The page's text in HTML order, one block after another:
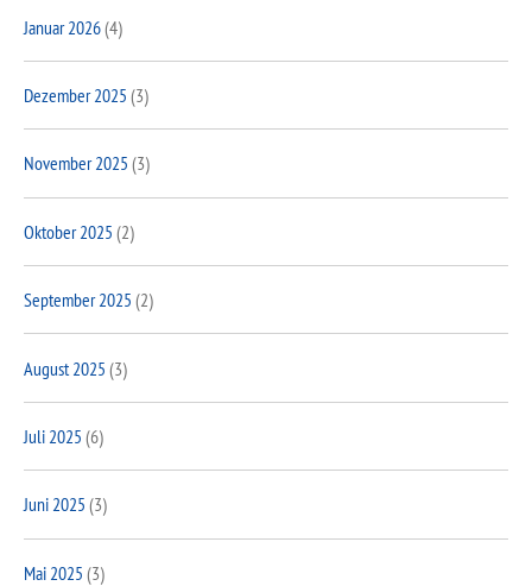
Januar 2026(4)
Dezember 2025 (3)
November 2025 (3)
Oktober 2025 (2)
September 2025 (2)
August 2025 (3)
Juli 2025 (6)
Juni 2025 (3)
Mai 2025 (3)